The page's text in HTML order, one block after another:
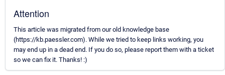
Attention
This article was migrated from our old knowledge base
(https://kb.paessler.com). While we tried to keep links working, you
may end up in a dead end. If you do so, please report them with a ticket
so we can fix it. Thanks! :)